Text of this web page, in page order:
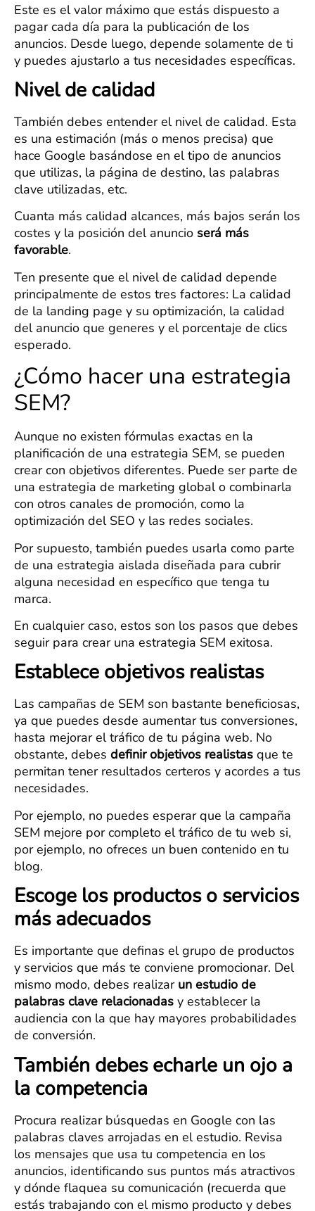
Este es el valor máximo que estás dispuesto a
pagar cada día para la publicación de los
anuncios. Desde luego, depende solamente de ti
y puedes ajustarlo a tus necesidades específicas.
Nivel de calidad
También debes entender el nivel de calidad. Esta
es una estimación (más o menos precisa) que
hace Google basándose en el tipo de anuncios
que utilizas, la página de destino, las palabras
clave utilizadas, etc.
Cuanta más calidad alcances, más bajos serán los
costes y la posición del anuncio será más
favorable.
Ten presente que el nivel de calidad depende
principalmente de estos tres factores: La calidad
de la landing page y su optimización, la calidad
del anuncio que generes y el porcentaje de clics
esperado.
¿Cómo hacer una estrategia
SEM?
Aunque no existen fórmulas exactas en la
planificación de una estrategia SEM, se pueden
crear con objetivos diferentes. Puede ser parte de
una estrategia de marketing global o combinarla
con otros canales de promoción, como la
optimización del SEO y las redes sociales.
Por supuesto, también puedes usarla como parte
de una estrategia aislada diseñada para cubrir
alguna necesidad en específico que tenga tu
marca.
En cualquier caso, estos son los pasos que debes
seguir para crear una estrategia SEM exitosa.
Establece objetivos realistas
Las campañas de SEM son bastante beneficiosas,
ya que puedes desde aumentar tus conversiones,
hasta mejorar el tráfico de tu página web. No
obstante, debes definir objetivos realistas que te
permitan tener resultados certeros y acordes a tus
necesidades.
Por ejemplo, no puedes esperar que la campaña
SEM mejore por completo el tráfico de tu web si,
por ejemplo, no ofreces un buen contenido en tu
blog.
Escoge los productos o servicios
más adecuados
Es importante que definas el grupo de productos
y servicios que más te conviene promocionar. Del
mismo modo, debes realizar un estudio de
palabras clave relacionadas y establecer la
audiencia con la que hay mayores probabilidades
de conversión.
También debes echarle un ojo a
la competencia
Procura realizar búsquedas en Google con las
palabras claves arrojadas en el estudio. Revisa
los mensajes que usa tu competencia en los
anuncios, identificando sus puntos más atractivos
y dónde flaquea su comunicación (recuerda que
estás trabajando con el mismo producto y debes